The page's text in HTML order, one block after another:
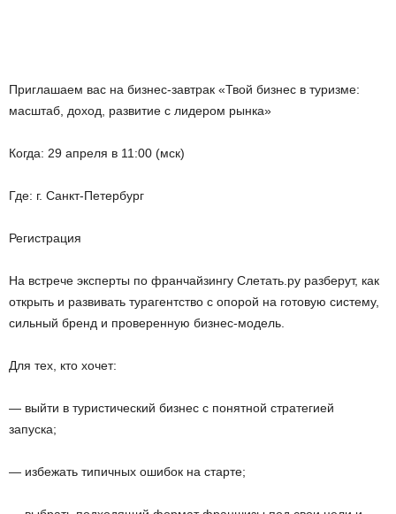
Приглашаем вас на бизнес-завтрак «Твой бизнес в туризме:
масштаб, доход, развитие с лидером рынка»
Когда: 29 апреля в 11:00 (мск)
Где: г. Санкт-Петербург
Регистрация
На встрече эксперты по франчайзингу Слетать. ру разберут, как
открыть и развивать турагентство с опорой на готовую систему,
сильный бренд и проверенную бизнес-модель.
Для тех, кто хочет:
— выйти в туристический бизнес с понятной стратегией
запуска;
— избежать типичных ошибок на старте;